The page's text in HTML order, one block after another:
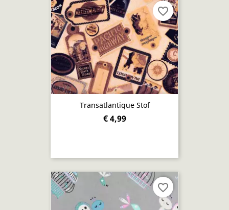
Transatlantique Stof
€ 4,99
favorite_border
favorite_border